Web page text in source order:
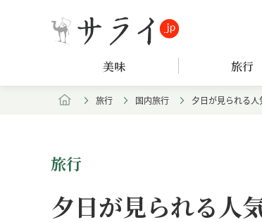
美味 旅行
旅行 国内旅行 夕日が見られる
旅行
夕日が見られる人